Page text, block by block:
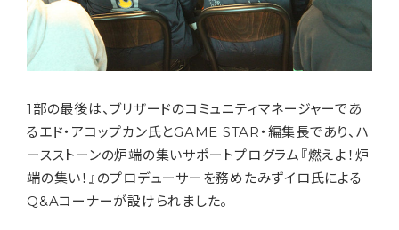
1部の最後は、ブリザードのコミュニティマネージャーであ
るエド・アコップカン氏とGAME STAR・編集長であり、ハ
ースストーンの炉端の集いサポートプログラム『燃えよ！炉
端の集い！』のプロデューサーを務めたみずイロ氏による
Q&Aコーナーが設けられました。